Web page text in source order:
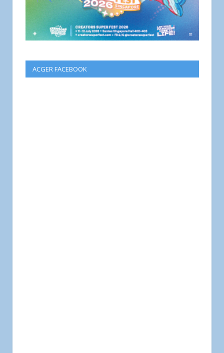
ACGER FACEBOOK